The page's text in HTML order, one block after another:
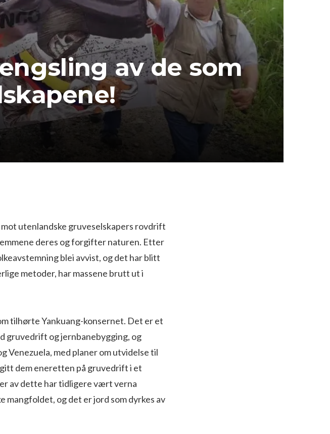
av de som
utenlandske gruveselskapers rovdrift
deres og forgifter naturen. Etter
blei avvist, og det har blitt
metoder, har massene brutt ut i
tilhørte Yankuang-konsernet. Det er et
gruvedrift og jernbanebygging, og
Venezuela, med planer om utvidelse til
dem eneretten på gruvedrift i et
av dette har tidligere vært verna
og det er jord som dyrkes av